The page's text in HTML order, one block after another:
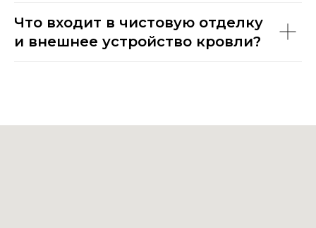
Что входит в чистовую отделку
и внешнее устройство кровли?